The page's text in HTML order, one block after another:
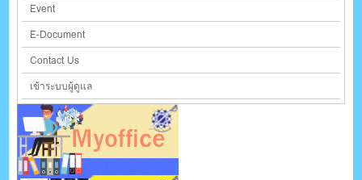
Event
E-Document
Contact Us
เข้าระบบผู้ดูแล